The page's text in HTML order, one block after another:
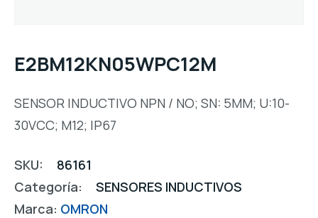
E2BM12KN05WPC12M
SENSOR INDUCTIVO NPN / NO; SN: 5MM; U:10-
30VCC; M12; IP67
SKU:
86161
Categoría:
SENSORES INDUCTIVOS
Marca: OMRON